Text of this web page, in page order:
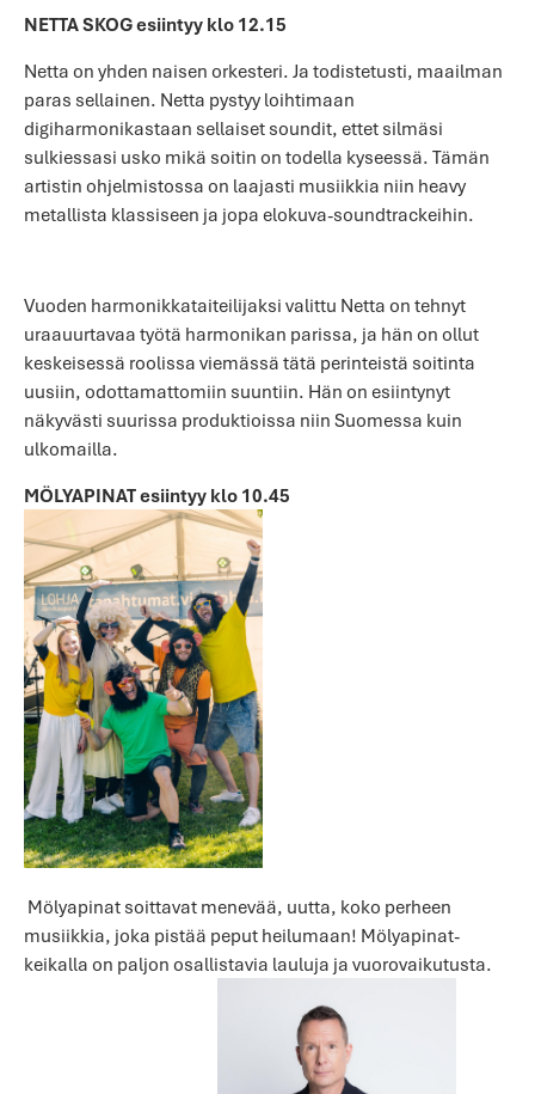
NETTA SKOG esiintyy klo 12.15
Netta on yhden naisen orkesteri. Ja todistetusti, maailman
paras sellainen. Netta pystyy loihtimaan
digiharmonikastaan sellaiset soundit, ettet silmäsi
sulkiessasi usko mikä soitin on todella kyseessä. Tämän
artistin ohjelmistossa on laajasti musiikkia niin heavy
metallista klassiseen ja jopa elokuva-soundtrackeihin.
Vuoden harmonikkataiteilijaksi valittu Netta on tehnyt
uraauurtavaa työtä harmonikan parissa, ja hän on ollut
keskeisessä roolissa viemässä tätä perinteistä soitinta
uusiin, odottamattomiin suuntiin. Hän on esiintynyt
näkyvästi suurissa produktioissa niin Suomessa kuin
ulkomailla.
MÖLYAPINAT esiintyy klo 10.45
Mölyapinat soittavat menevää, uutta, koko perheen
musiikkia, joka pistää peput heilumaan! Mölyapinat-
keikalla on paljon osallistavia lauluja ja vuorovaikutusta.